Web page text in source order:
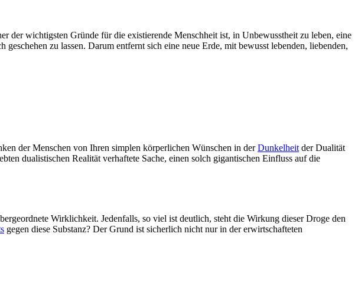
der wichtigsten Gründe für die existierende Menschheit ist, in Unbewusstheit zu leben, eine
zu lassen. Darum entfernt sich eine neue Erde, mit bewusst lebenden, liebenden,
der Menschen von Ihren simplen körperlichen Wünschen in derDunkelheit der Dualität
dualistischen Realität verhaftete Sache, einen solch gigantischen Einfluss auf die
Wirklichkeit. Jedenfalls, so viel ist deutlich, steht die Wirkung dieser Droge den
gegen diese Substanz? Der Grund ist sicherlich nicht nur in der erwirtschafteten